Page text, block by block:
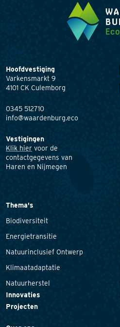
Hoofdvestiging
Varkensmarkt 9
4101 CK Culemborg
0345 512710
info@waardenburg.eco
Vestigingen
Klik hier voor de
contactgegevens van
Haren en Nijmegen
Thema's
Biodiversiteit
Energietransitie
Natuurinclusief Ontwerp
Klimaatadaptatie
Natuurherstel
Innovaties
Projecten